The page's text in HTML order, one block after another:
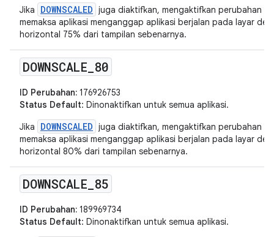
Jika DOWNSCALED juga diaktifkan, mengaktifkan perubahan
memaksa aplikasi menganggap aplikasi berjalan pada layar
horizontal 75% dari tampilan sebenarnya.
DOWNSCALE 80
ID Perubahan: 176926753
Status Default: Dinonaktifkan untuk semua aplikasi.
Jika
DOWNSCALED juga diaktifkan, mengaktifkan perubahan
memaksa aplikasi menganggap aplikasi berjalan pada layar
horizontal 80% dari tampilan sebenarnya.
DOWNSCALE 85
ID Perubahan: 189969734
Status Default: Dinonaktifkan untuk semua aplikasi.